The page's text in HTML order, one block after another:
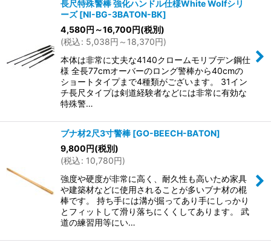
長尺特殊警棒 強化ハンドル仕様White Wolfシリ
ーズ [NI-BG-3BATON-BK]
4,580円 ～16,700円(税別)
(税込: 5,038円 ～18,370円)
本体は非常に丈夫な4140クロームモリブデン鋼仕
様 全長77cmオーバーのロング警棒から40cmの
ショートタイプまで4種類がございます。 31イン
チ長尺タイプは剣道経験者などには非常に有効な
特殊警…
ブナ材2尺3寸警棒 [GO-BEECH-BATON]
9,800円(税別)
(税込: 10,780円)
強度や硬度が非常に高く、耐久性も高いため家具
や建築材などに使用されることが多いブナ材の棍
棒です。 持ち手には溝が掘ってあり手にしっかり
とフィットして滑り落ちにくくしてあります。 武
道の練習用等にい…